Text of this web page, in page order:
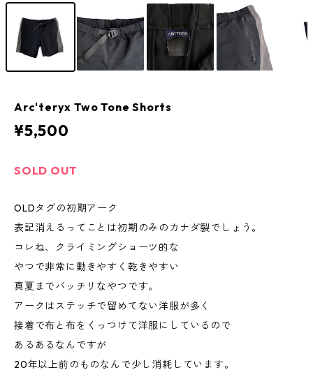
Arc'teryx Two Tone Shorts
¥5,500
SOLD OUT
OLDタグの初期アーク
表記消えるってことは初期のみのカナダ製でしょう。
コレね、クライミングショーツ的な
やつで非常に動きやすく乾きやすい
真夏までバッチリなやつです。
アークはステッチで留めてない洋服が多く
接着で布と布をくっつけて洋服にしているので
あるあるなんですが
20年以上前のものなんで少し消耗しています。